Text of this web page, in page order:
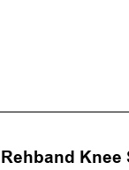
Rehband